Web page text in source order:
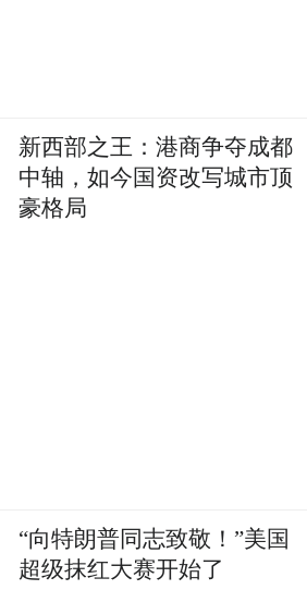
新西部之王：港商争夺成都
中轴，如今国资改写城市顶
豪格局
“向特朗普同志致敬！”美国
超级抹红大赛开始了